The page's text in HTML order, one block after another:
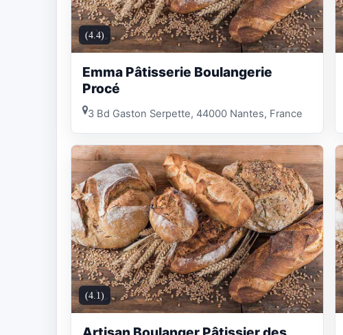
(4.4)
Emma Pâtisserie Boulangerie
Procé
3 Bd Gaston Serpette, 44000 Nantes, France
(4.1)